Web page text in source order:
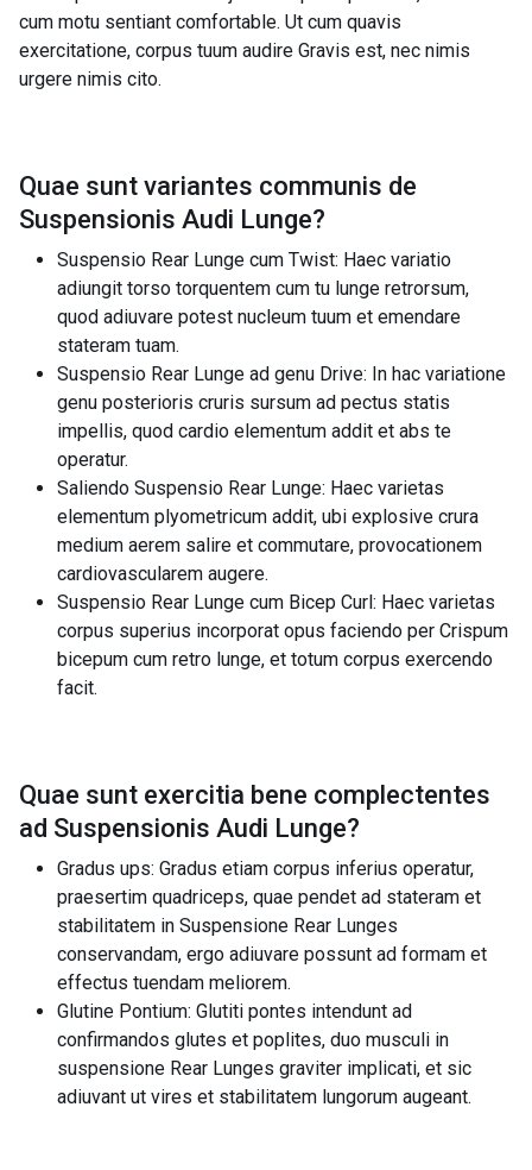
cum motu sentiant comfortable. Ut cum quavis
exercitatione, corpus tuum audire Gravis est, nec nimis
urgere nimis cito.
Quae sunt variantes communis de
Suspensionis Audi Lunge?
Suspensio Rear Lunge cum Twist: Haec variatio
adiungit torso torquentem cum tu lunge retrorsum,
quod adiuvare potest nucleum tuum et emendare
stateram tuam.
Suspensio Rear Lunge ad genu Drive: In hac variatione
genu posterioris cruris sursum ad pectus statis
impellis, quod cardio elementum addit et abs te
operatur.
Saliendo Suspensio Rear Lunge: Haec varietas
elementum plyometricum addit, ubi explosive crura
medium aerem salire et commutare, provocationem
cardiovascularem augere.
Suspensio Rear Lunge cum Bicep Curl: Haec varietas
corpus superius incorporat opus faciendo per Crispum
bicepum cum retro lunge, et totum corpus exercendo
facit.
Quae sunt exercitia bene complectentes
ad Suspensionis Audi Lunge?
Gradus ups: Gradus etiam corpus inferius operatur,
praesertim quadriceps, quae pendet ad stateram et
stabilitatem in Suspensione Rear Lunges
conservandam, ergo adiuvare possunt ad formam et
effectus tuendam meliorem.
Glutine Pontium: Glutiti pontes intendunt ad
confirmandos glutes et poplites, duo musculi in
suspensione Rear Lunges graviter implicati, et sic
adiuvant ut vires et stabilitatem lungorum augeant.